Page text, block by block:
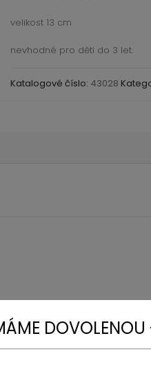
velikost 13 cm
nevhodné pro děti do 3 let.
Katalogové číslo: 43028